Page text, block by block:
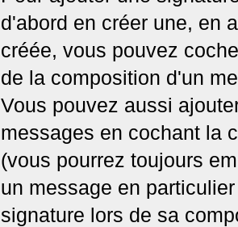
d'abord en créer une, en
créée, vous pouvez
de la composition d'un
Vous pouvez aussi
messages en cochant la
(vous pourrez toujours
un message en
signature lors de sa